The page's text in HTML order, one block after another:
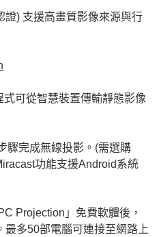
證) 支援高畫質影像來源與行
可從智慧裝置傳輸靜態影像
驟完成無線投影。(需選購
功能支援Android系統
Projection」免費軟體後，
最多50部電腦可連接至網路上